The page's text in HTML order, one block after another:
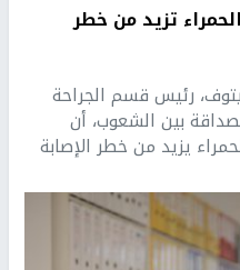
تزيد من خطر
رئيس قسم الجراحة
بين الشعوب، أن
يزيد من خطر الإصابة